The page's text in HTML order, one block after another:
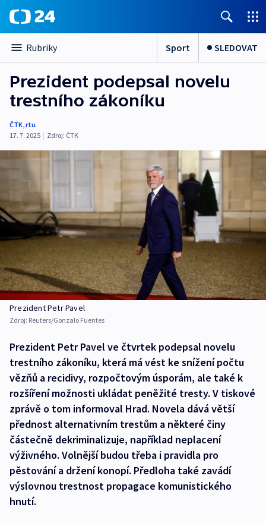
Rubriky Sport SLEDOVAT
Prezident podepsal novelu
trestního zákoníku
ČTK,rtu
17. 7. 2025 | Zdroj: ČTK
Prezident Petr Pavel
Zdroj: Reuters/Gonzalo Fuentes
Prezident Petr Pavel ve čtvrtek podepsal novelu
trestního zákoníku, která má vést ke snížení počtu
vězňů a recidivy, rozpočtovým úsporám, ale také k
rozšíření možnosti ukládat peněžité tresty. V tiskové
zprávě o tom informoval Hrad. Novela dává větší
přednost alternativním trestům a některé činy
částečně dekriminalizuje, například neplacení
výživného. Volnější budou třeba i pravidla pro
pěstování a držení konopí. Předloha také zavádí
výslovnou trestnost propagace komunistického
hnutí.